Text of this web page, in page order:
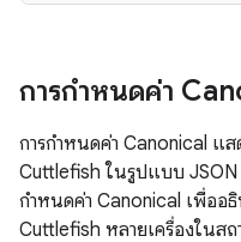
การกำหนดค่า
การกำหนดค่า Canonical แ
Cuttlefish ในรูปแบบ JSON
กำหนดค่า Canonical เพื่ออ
Cuttlefish หลายเครื่องในสถ